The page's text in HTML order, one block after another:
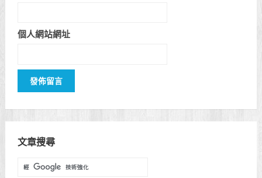
個人網站網址
文章搜尋